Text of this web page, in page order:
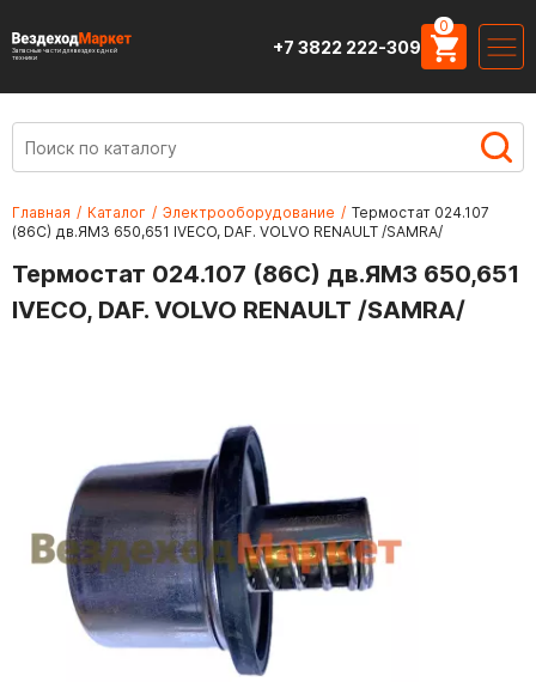
Запасные части для вездеходной
техники
+7 3822 222-309
0
Главная / Каталог / Электрооборудование / Термостат 024.107
(86С) дв.ЯМЗ 650,651 IVECO, DAF. VOLVO RENAULT /SAMRA/
Термостат 024.107 (86С) дв.ЯМЗ 650,651
IVECO, DAF. VOLVO RENAULT /SAMRA/